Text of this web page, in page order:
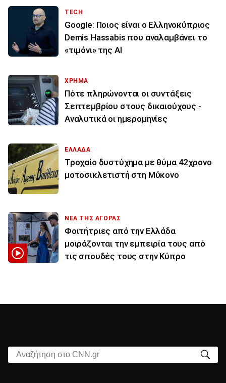
TECH
Google: Ποιος είναι ο Ελληνοκύπριος
Demis Hassabis που αναλαμβάνει το
«τιμόνι» της ΑΙ
ΧΡΗΜΑ
Πότε πληρώνονται οι συντάξεις
Σεπτεμβρίου στους δικαιούχους -
Αναλυτικά οι ημερομηνίες
ΕΛΛΑΔΑ
Τροχαίο δυστύχημα με θύμα 42χρονο
μοτοσικλετιστή στη Μύκονο
ΝΕΑ ΤΗΣ ΑΓΟΡΑΣ
Φοιτήτριες από την Ελλάδα
μοιράζονται την εμπειρία τους από
τις σπουδές τους στην Κύπρο
Αναζήτηση στο CNN.gr